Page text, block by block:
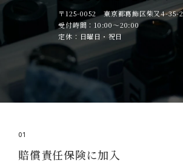
〒125-0052 東京都葛飾区柴又4-35-2
受付時間：10:00～20:00
定休：日曜日・祝日
01
賠償責任保険に加入